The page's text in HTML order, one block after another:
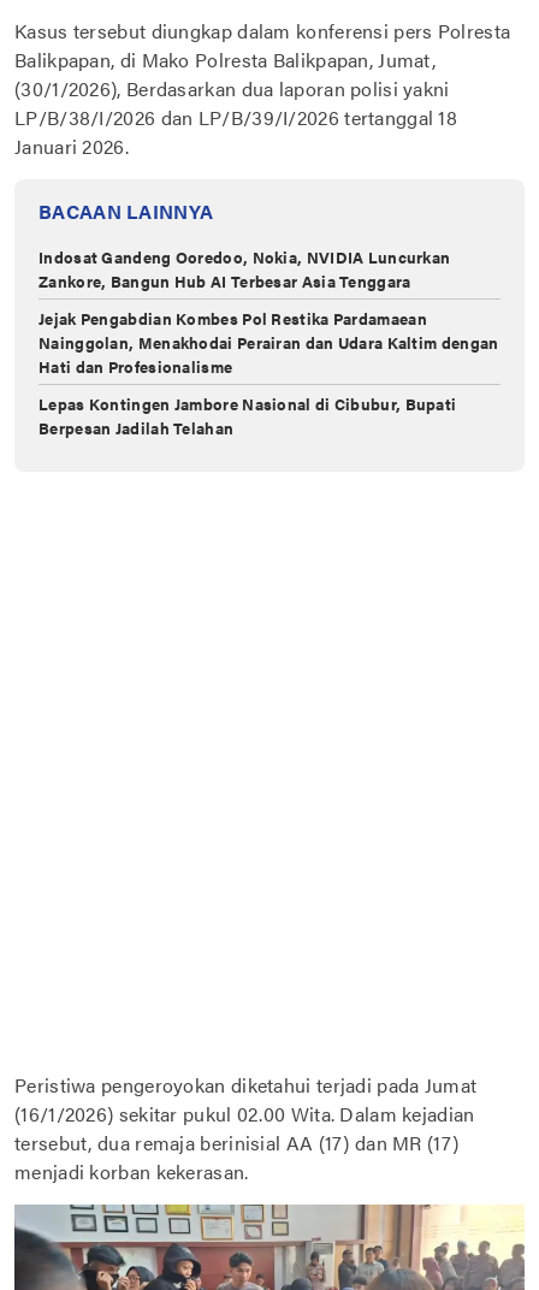
Kasus tersebut diungkap dalam konferensi pers Polresta
Balikpapan, di Mako Polresta Balikpapan, Jumat,
(30/1/2026), Berdasarkan dua laporan polisi yakni
LP/B/38/I/2026 dan LP/B/39/I/2026 tertanggal 18
Januari 2026.
BACAAN LAINNYA
Indosat Gandeng Ooredoo, Nokia, NVIDIA Luncurkan
Zankore, Bangun Hub AI Terbesar Asia Tenggara
Jejak Pengabdian Kombes Pol Restika Pardamaean
Nainggolan, Menakhodai Perairan dan Udara Kaltim dengan
Hati dan Profesionalisme
Lepas Kontingen Jambore Nasional di Cibubur, Bupati
Berpesan Jadilah Telahan
Peristiwa pengeroyokan diketahui terjadi pada Jumat
(16/1/2026) sekitar pukul 02.00 Wita. Dalam kejadian
tersebut, dua remaja berinisial AA (17) dan MR (17)
menjadi korban kekerasan.